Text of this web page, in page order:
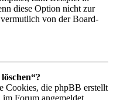
diese Option nicht zur
von der Board-
Cookies, die phpBB erstellt
im Forum angemeldet